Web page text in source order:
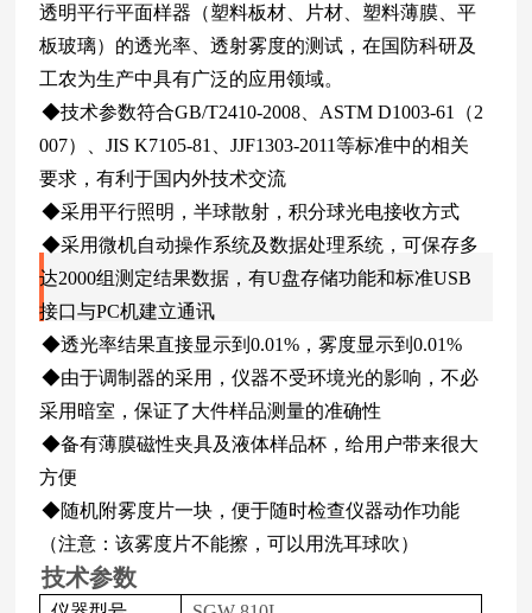
透明平行平面样器（塑料板材、片材、塑料薄膜、平
板玻璃）的透光率、透射雾度的测试，在国防科研及
工农为生产中具有广泛的应用领域。
◆技术参数符合GB/T2410-2008、ASTM D1003-61（2
007）、JIS K7105-81、JJF1303-2011等标准中的相关
要求，有利于国内外技术交流
◆采用平行照明，半球散射，积分球光电接收方式
◆采用微机自动操作系统及数据处理系统，可保存多
达2000组测定结果数据，有U盘存储功能和标准USB
接口与PC机建立通讯
◆透光率结果直接显示到0.01%，雾度显示到0.01%
◆由于调制器的采用，仪器不受环境光的影响，不必
采用暗室，保证了大件样品测量的准确性
◆备有薄膜磁性夹具及液体样品杯，给用户带来很大
方便
◆随机附雾度片一块，便于随时检查仪器动作功能
（注意：该雾度片不能擦，可以用洗耳球吹）
技术参数